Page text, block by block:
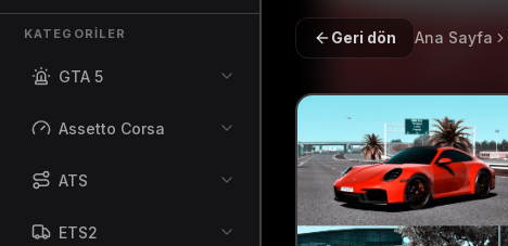
KATEGORILER
GTA 5
Assetto Corsa
ATS
ETS2
Geri dön Ana Sayfa